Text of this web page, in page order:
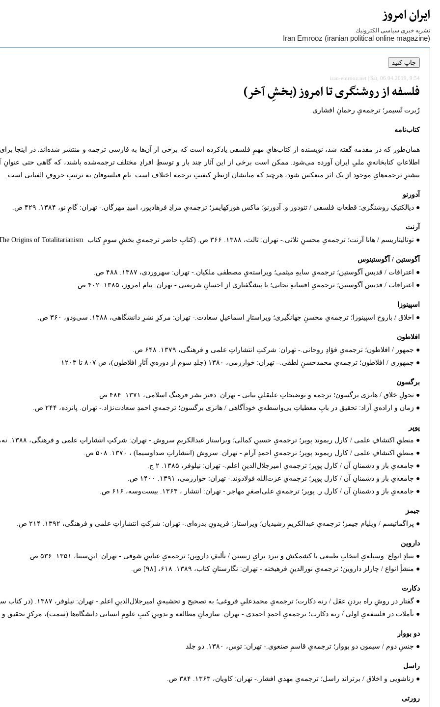
ايران امروز
نشريه خبری سياسی الكترونيك
Iran Emrooz (iranian political online magazine)
iran-emrooz.net | Sat, 06.04.2019, 9:54
فلسفه از روشنگری تا امروز (بخشِ آخر)
رُبرت تْسیمر؛ ترجمه‌یِ رحمانِ افشاری
کتاب‌نامه
همان‌طور که در مقدمه گفته شد، نویسنده از کتاب‌هایِ مهمِ فلسفی یادکرده است که برخی از آن‌ها به فارسی ترجمه و منتشر شده‌اند. در اینجا
اطلاعاتِ کتابخانه‌یِ ملیِ ایران آورده می‌شود. ممکن است برخی از این آثار چند بار و توسطِ افرادِ مختلف ترجمه‌شده باشند، که گاهی حتی
بیشترِ ترجمه‌هایِ موجود از یک اثر منعکس شود، هرچند که میانشان ازنظرِ کیفیتِ ترجمه اختلاف است. نامِ فیلسوفان به ترتیبِ حروفِ الفبایی است.
آدورنو
● دیالکتیکِ روشنگری: قطعاتِ فلسفی / تئودور و. آدورنو؛ ماکس هورکهایمر؛ ترجمه‌یِ مرادِ فرهادپور، امیدِ مهرگان.- تهران: گامِ نو‫، ۱۳۸۴. ۴۲۹ ص.
آرنت
● توتالیتاریسم /‌ هانا آرنت؛ ترجمه‌یِ محسنِ ثلاثی.- تهران: ثالث‫، ۱۳۸۸. ۳۶۶ ص. (کتابِ حاضر ترجمه‌یِ بخشِ سومِ کتاب The Origins of Totalitarianismاست که تحتِ عنوان Totalitarianism منتشر شده است.)
آگوستین / آگوستینوس
● اعترافات / قدیس آگوستین؛ ترجمه‌یِ سایهِ میثمی؛ ویراسته‌یِ مصطفی ملکیان.- تهران: سهروردی‫، ۱۳۸۷. ‫۴۸۸ ص.
● اعترافات / قدیس آگوستین؛ ترجمه‌یِ افسانهِ نجاتی؛ با پیشگفتاری از احسانِ شریعتی.- تهران: پیام امروز‫، ۱۳۸۵. ۴۰۲ ص
اسپینوزا
● اخلاق / باروخ اسپینوزا؛ ترجمه‌یِ محسنِ جهانگیری؛ ویراستارِ اسماعیلِ سعادت.- تهران: مرکزِ نشرِ دانشگاهی، ۱۳۸۸. سی‌ودو، ۳۶۰ ص.
افلاطون
● جمهور / افلاطون؛ ترجمه‌یِ فؤادِ روحانی.- تهران: شرکتِ انتشاراتِ علمی و فرهنگی‫، ۱۳۷۹. ‫۶۴۸ ص.
● جمهوری / افلاطون؛ ترجمه‌یِ محمدحسنِ لطفی.– تهران: خوارزمی، ۱۳۸۰ (جلدِ سوم از دوره‌یِ آثارِ افلاطون)، ص ۸۰۷ تا ۱۲۰۳
برگسون
● تحولِ خلاق ‌/ هانری برگسون؛ ترجمه‌ و توضیحاتِ علیقلیِ بیانی.- تهران: دفتر نشر فرهنگ اسلامی‫، ۱۳۷۱. ‫۴۸۴ ص.
● زمان و اراده‌یِ آزاد: تحقیق در بابِ معطیاتِ بی‌واسطه‌یِ خودآگاهی / هانری برگسون؛ ترجمه‌یِ احمدِ سعادت‌نژاد.- تهران. پانزده، ۲۴۴ ص.
پوپر
● منطقِ اکتشافِ علمی / کارل ریموند پوپر؛ ترجمه‌یِ حسینِ کمالی؛ ویراستار عبدالکریمِ سروش.- تهران: شرکتِ انتشاراتِ علمی و فرهنگی‫، ۱۳۸۸. نه، ۳۴۷ ص.
● منطقِ اکتشافِ علمی / کارل ریموند پوپر؛ ترجمه‌یِ احمدِ آرام.- تهران: سروش (انتشاراتِ صداوسیما) ‫، ۱۳۷۰. ‫۵۰۸ ص.‌
● جامعه‌یِ باز و دشمنانِ آن ‌/ کارل پوپر؛ ترجمه‌یِ امیرجلال‌الدینِ اعلم.- تهران: نیلوفر‫، ۱۳۸۵. ۲ ج.
● جامعه‌یِ باز و دشمنانِ آن / کارل پوپر؛‫ ترجمه‌یِ عزت‌الله فولادوند.- تهران: خوارزمی، ‫۱۳۹۱. ۱۴۰۰ ص.
● جامعه‌یِ باز و دشمنانِ آن ‌/ کارل ر. پوپر؛ ترجمه‌یِ علی‌اصغرِ مهاجر.- تهران: انتشار ، ۱۳۶۴. بیست‌وسه، ۶۱۶ ص.
جیمز
● پراگماتیسم / ویلیام جیمز؛ ترجمه‌یِ عبدالکریمِ رشیدیان؛ ویراستار: فریدونِ بدره‌ای.- تهران: شرکتِ انتشاراتِ علمی و فرهنگی، ۱۳۹۲. ۲۱۴ ص.
داروین
● بنیادِ انواع: ‌وسیله‌یِ انتخابِ طبیعی یا کشمکش و نبرد برایِ زیستن / تألیفِ دارویِن؛ ترجمه‌یِ عباسِ شوقی.- تهران: ابنِ‌سینا‫، ۱۳۵۱. ۵۳۶ ص.
● منشأِ انواع / چارلز داروین؛ ترجمه‌یِ نورالدینِ فرهیخته.- تهران: نگارستانِ کتاب‫، ۱۳۸۹. ۶۱۸، [۹۸] ص.‌
دکارت
● گفتار در روشِ راه بردنِ عقل / رنه دکارت؛ ترجمه‌یِ محمدعلیِ فروغی؛ به تصحیح و تحشیه‌یِ امیرجلال‌الدینِ اعلم.- تهران: نیلوفر‫، ۱۳۸۷. (در کتاب سیر حکمت در اروپا)
● تأملات در فلسفه‌یِ اولی / رنه دکارت؛ ترجمه‌یِ احمدِ احمدی.- تهران: سازمانِ مطالعه و تدوینِ کتبِ علومِ انسانی دانشگاه‌ها (سمت)، مرکزِ تحقیق و توسعه‌یِ علومِ
دو بووار
● جنسِ دوم ‌/ سیمون دو بووار؛ ترجمه‌یِ قاسمِ صنعوی.- تهران: توس‫، ۱۳۸۰. دو جلد
راسل
● زناشویی و اخلاق / برتراند راسل؛ ترجمه‌یِ مهدیِ افشار.- تهران: کاویان، ۱۳۶۳. ۳۸۴ ص.
رورتی